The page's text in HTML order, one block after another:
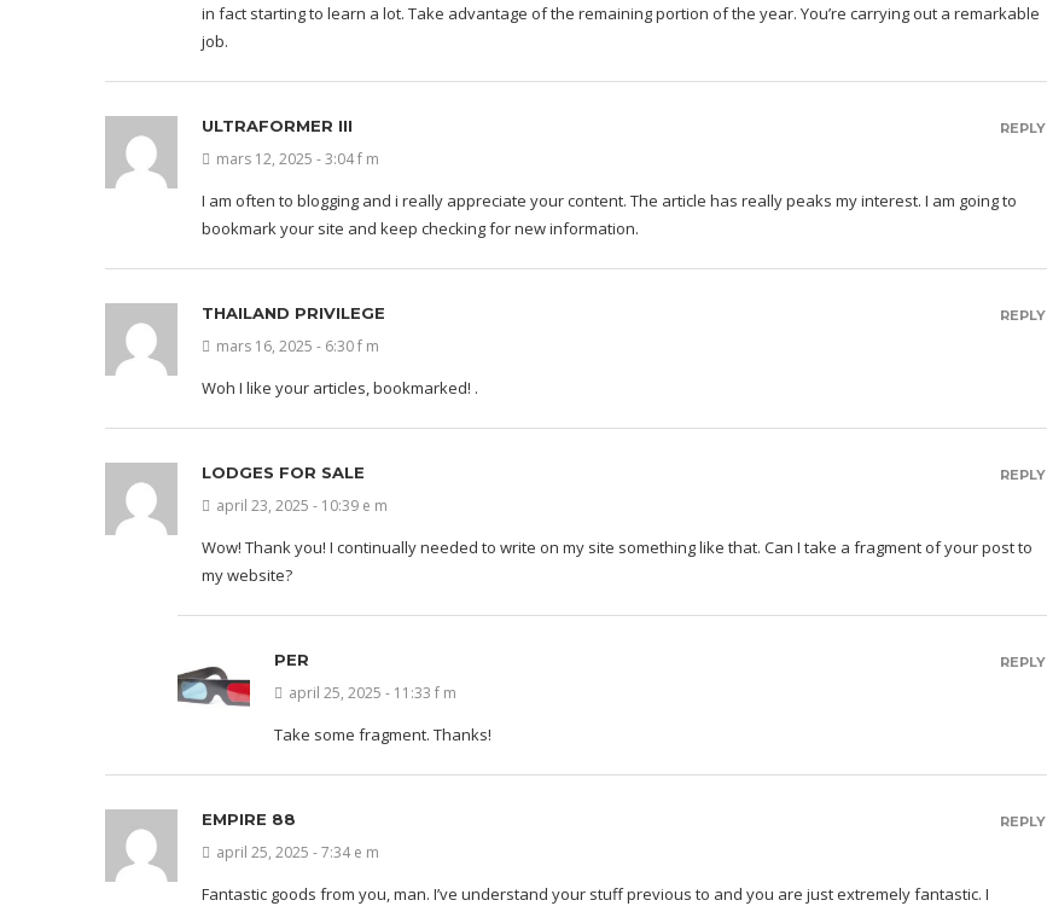
in fact starting to learn a lot. Take advantage of the remaining portion of the year. You’re carrying out a remarkable
job.
ULTRAFORMER III
mars 12, 2025 - 3:04 f m
I am often to blogging and i really appreciate your content. The article has really peaks my interest. I am going to
bookmark your site and keep checking for new information.
REPLY
THAILAND PRIVILEGE
mars 16, 2025 - 6:30 f m
Woh I like your articles, bookmarked! .
REPLY
LODGES FOR SALE
april 23, 2025 - 10:39 e m
Wow! Thank you! I continually needed to write on my site something like that. Can I take a fragment of your post to
my website?
REPLY
PER
april 25, 2025 - 11:33 f m
Take some fragment. Thanks!
REPLY
EMPIRE 88
april 25, 2025 - 7:34 e m
Fantastic goods from you, man. I’ve understand your stuff previous to and you are just extremely fantastic. I
REPLY